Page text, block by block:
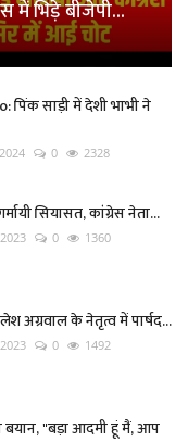
में भिड़े बीजेपी...
साड़ी में देशी भाभी ने
0 2328
सियासत, कांग्रेस नेता...
0 1360
अग्रवाल के नेतृत्व में पार्षद...
0 1492
"बड़ा आदमी हूं मैं, आप